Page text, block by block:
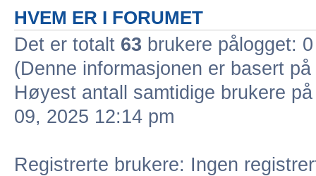
HVEM ER I FORUMET
Det er totalt 63 brukere pålogget:
(Denne informasjonen er basert
Høyest antall samtidige brukere
09, 2025 12:14 pm
Registrerte brukere: Ingen